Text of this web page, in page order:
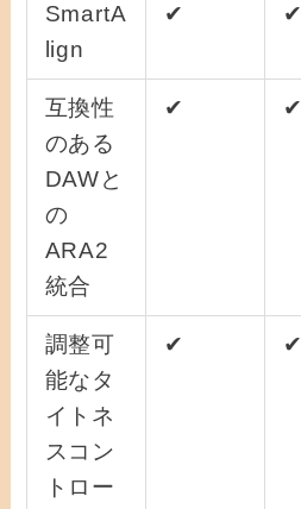
SmartA
lign
✔ ✔
互換性
のある
DAWと
の
ARA2
統合
✔ ✔
調整可
能なタ
イトネ
スコン
トロー
✔ ✔